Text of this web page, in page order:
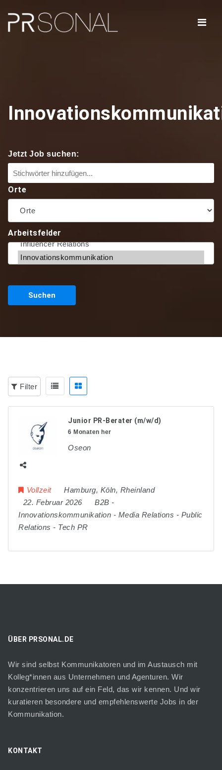
Jetzt Job suchen:
Orte
Arbeitsfelder
Suchen
Filter
Junior PR-Berater (m/w/d)
6 Monaten her
Oseon
Vollzeit Hamburg, Köln, Rheinland
22. Februar 2026
B2B -
Innovationskommunikation - Media Relations - Public
Relations - Tech PR
ÜBER PRSONAL.DE
Wir sind selbst Kommunikatoren und im Austausch mit
Kolleg*innen aus Unternehmen und Agenturen. Wir
konzentrieren uns auf ein Feld, das wir kennen. Und wir
kuratieren besondere und empfehlenswerte Jobs in der
Kommunikation.
KONTAKT